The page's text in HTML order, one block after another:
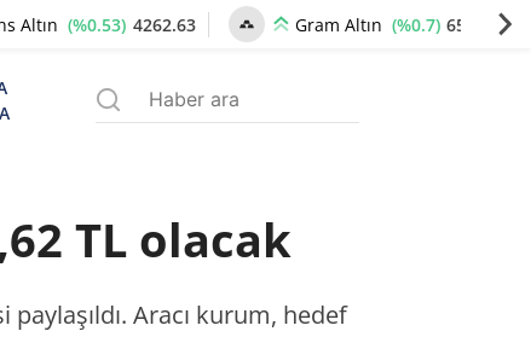
Altın (%0.53) 4262.63 Gram Altın (%0.7) 6537.74
TL olacak
Aracı kurum, hedef